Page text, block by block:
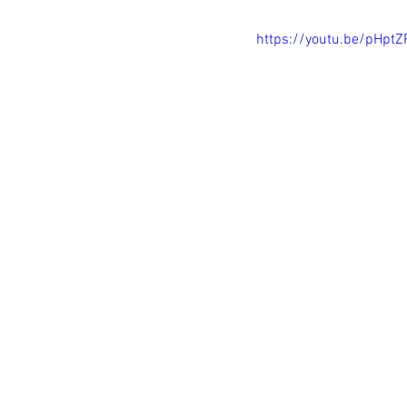
Lactancia materna Vacaciones
https://youtu.be/